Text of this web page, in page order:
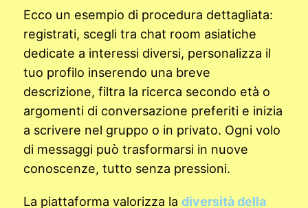
Ecco un esempio di procedura dettagliata:
registrati, scegli tra chat room asiatiche
dedicate a interessi diversi, personalizza il
tuo profilo inserendo una breve
descrizione, filtra la ricerca secondo età o
argomenti di conversazione preferiti e inizia
a scrivere nel gruppo o in privato. Ogni volo
di messaggi può trasformarsi in nuove
conoscenze, tutto senza pressioni.
La piattaforma valorizza la diversità della